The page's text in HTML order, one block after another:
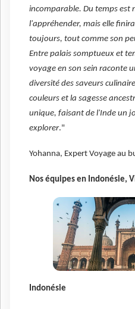
incomparable. Du temps est
l'appréhender, mais elle
toujours, tout comme son
Entre palais somptueux et
voyage en son sein raconte
diversité des saveurs
couleurs et la sagesse
unique, faisant de l'Inde un
explorer."
Yohanna, Expert Voyage au
Nos équipes en Indonésie,
Indonésie